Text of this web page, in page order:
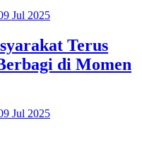
Jul 2025
Terus
di Momen
Jul 2025